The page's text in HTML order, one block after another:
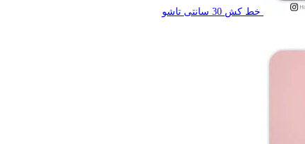
خط کش 30 سانتی تاشو